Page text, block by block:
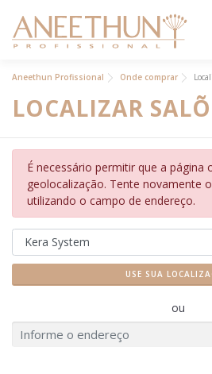
para
INSTITUCIONAL
PRODUTOS
BLOG
CONTATO
ANEETHUN PRO
LOJA ONLINE
Aneethun Profissional Onde comprar
LOCALIZAR
É necessário permitir que a página
geolocalização. Tente novamente
utilizando o campo de endereço.
USE SUA
ou